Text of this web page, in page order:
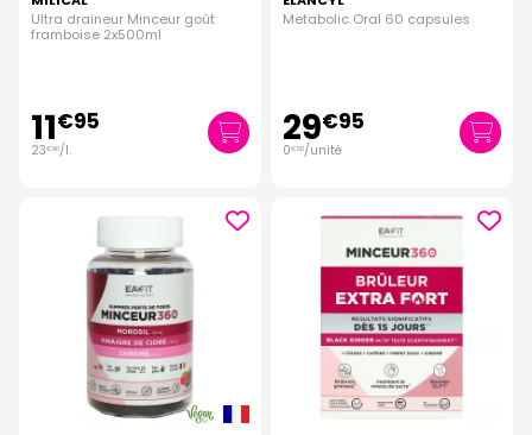
Ultra draineur Minceur goût
framboise 2x500ml
11€95
23€90/l.
Metabolic Oral 60 capsules
29€95
0€50/unité